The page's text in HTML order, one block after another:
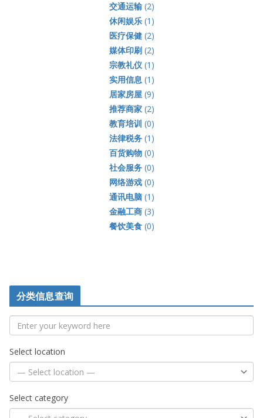
交通运输(2)
休闲娱乐(1)
医疗保健(2)
媒体印刷(2)
宗教礼仪(1)
实用信息(1)
居家房屋(9)
推荐商家(2)
教育培训 (0)
法律税务(1)
百货购物(0)
社会服务(0)
网络游戏(0)
通讯电脑(1)
金融工商(3)
餐饮美食(0)
分类信息查询
Select location
Select category